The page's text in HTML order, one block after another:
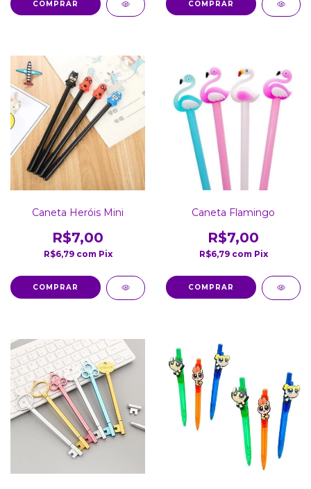
Caneta Heróis Mini
R$7,00
R$6,79 com Pix
Caneta Flamingo
R$7,00
R$6,79 com Pix